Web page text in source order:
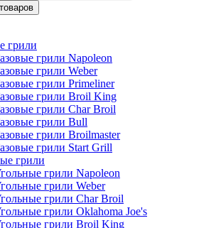
грили
грили Napoleon
грили Weber
грили Primeliner
грили Broil King
грили Char Broil
грили Bull
грили Broilmaster
грили Start Grill
грили
грили Napoleon
грили Weber
грили Char Broil
грили Oklahoma Joe's
грили Broil King